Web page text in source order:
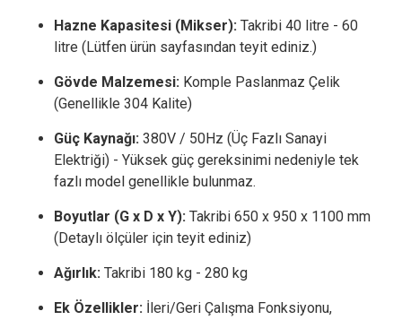
Hazne Kapasitesi (Mikser): Takribi 40 litre - 60
litre (Lütfen ürün sayfasından teyit ediniz.)
Gövde Malzemesi: Komple Paslanmaz Çelik
(Genellikle 304 Kalite)
Güç Kaynağı: 380V / 50Hz (Üç Fazlı Sanayi
Elektriği) - Yüksek güç gereksinimi nedeniyle tek
fazlı model genellikle bulunmaz.
Boyutlar (G x D x Y): Takribi 650 x 950 x 1100 mm
(Detaylı ölçüler için teyit ediniz)
Ağırlık: Takribi 180 kg - 280 kg
Ek Özellikler: İleri/Geri Çalışma Fonksiyonu,